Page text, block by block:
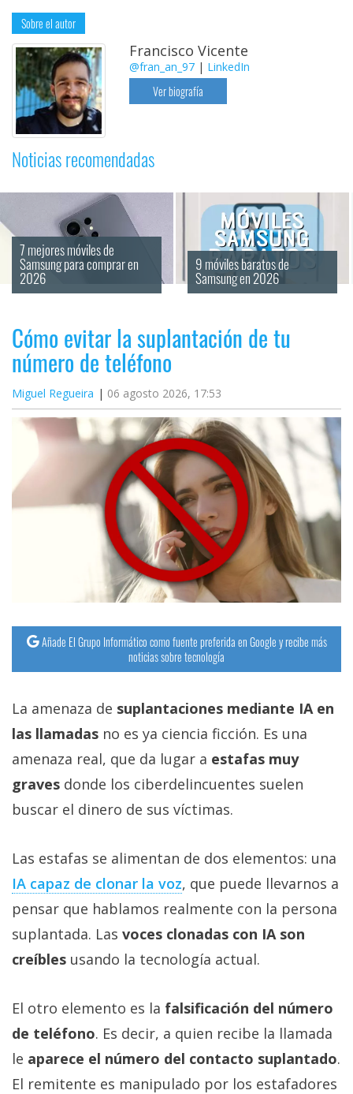
Sobre el autor
Francisco Vicente
@fran_an_97 | LinkedIn
Ver biografía
Noticias recomendadas
7 mejores móviles de
Samsung para comprar en
2026
9 móviles baratos de
Samsung en 2026
Cómo evitar la suplantación de tu
número de teléfono
Miguel Regueira 06 agosto 2026, 17:53
Añade El Grupo Informático como fuente preferida en Google y recibe más
noticias sobre tecnología
La amenaza de suplantaciones mediante IA en
las llamadas no es ya ciencia ficción. Es una
amenaza real, que da lugar a estafas muy
graves donde los ciberdelincuentes suelen
buscar el dinero de sus víctimas.
Las estafas se alimentan de dos elementos: una
IA capaz de clonar la voz‎, que puede llevarnos a
pensar que hablamos realmente con la persona
suplantada. Las voces clonadas con IA son
creíbles usando la tecnología actual.
El otro elemento es la falsificación del número
de teléfono. Es decir, a quien recibe la llamada
le aparece el número del contacto suplantado.
El remitente es manipulado por los estafadores